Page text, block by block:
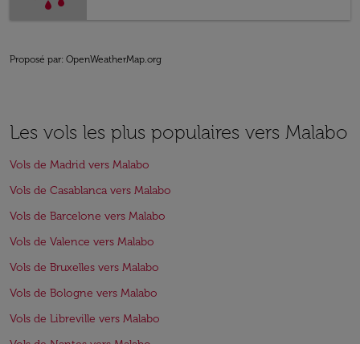
Proposé par: OpenWeatherMap.org
Les vols les plus populaires vers Malabo
Vols de Madrid vers Malabo
Vols de Casablanca vers Malabo
Vols de Barcelone vers Malabo
Vols de Valence vers Malabo
Vols de Bruxelles vers Malabo
Vols de Bologne vers Malabo
Vols de Libreville vers Malabo